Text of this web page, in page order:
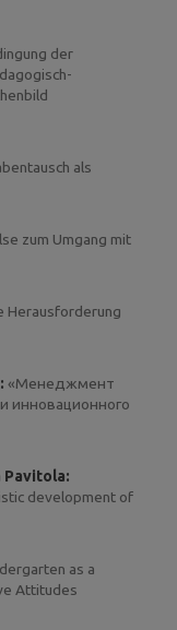
der
als
zum Umgang mit
Herausforderung
«Менеджмент
инновационного
Pavitola:
development of
as a
Attitudes